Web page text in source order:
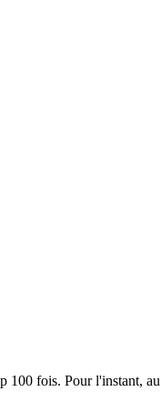
fois. Pour l'instant,